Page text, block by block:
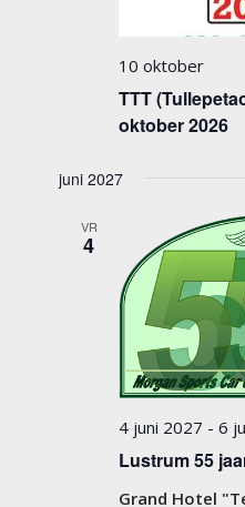
TTT
oktober 2026
10 oktober
juni 2027
VR
4
Lustrum 55
4 juni 2027 -6
Grand Hotel